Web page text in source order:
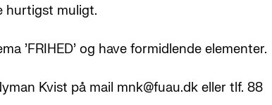
hurtigst muligt.
'FRIHED' og have formidlende elementer.
Kvist på mail mnk@fuau.dk eller tlf. 88